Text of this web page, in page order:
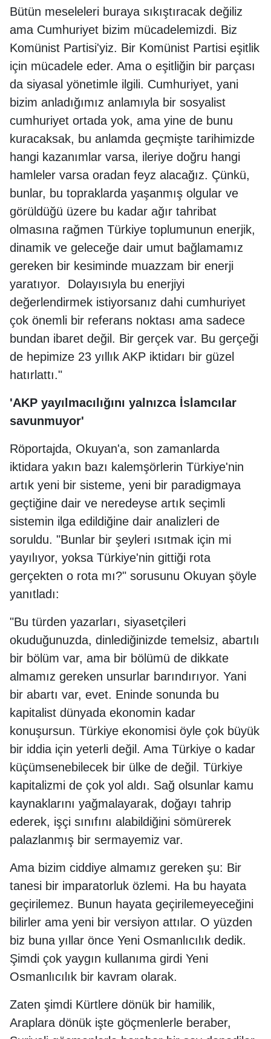
Bütün meseleleri buraya sıkıştıracak değiliz
ama Cumhuriyet bizim mücadelemizdi. Biz
Komünist Partisi'yiz. Bir Komünist Partisi eşitlik
için mücadele eder. Ama o eşitliğin bir parçası
da siyasal yönetimle ilgili. Cumhuriyet, yani
bizim anladığımız anlamıyla bir sosyalist
cumhuriyet ortada yok, ama yine de bunu
kuracaksak, bu anlamda geçmişte tarihimizde
hangi kazanımlar varsa, ileriye doğru hangi
hamleler varsa oradan feyz alacağız. Çünkü,
bunlar, bu topraklarda yaşanmış olgular ve
görüldüğü üzere bu kadar ağır tahribat
olmasına rağmen Türkiye toplumunun enerjik,
dinamik ve geleceğe dair umut bağlamamız
gereken bir kesiminde muazzam bir enerji
yaratıyor. Dolayısıyla bu enerjiyi
değerlendirmek istiyorsanız dahi cumhuriyet
çok önemli bir referans noktası ama sadece
bundan ibaret değil. Bir gerçek var. Bu gerçeği
de hepimize 23 yıllık AKP iktidarı bir güzel
hatırlattı."
'AKP yayılmacılığını yalnızca İslamcılar
savunmuyor'
Röportajda, Okuyan'a, son zamanlarda
iktidara yakın bazı kalemşörlerin Türkiye'nin
artık yeni bir sisteme, yeni bir paradigmaya
geçtiğine dair ve neredeyse artık seçimli
sistemin ilga edildiğine dair analizleri de
soruldu. "Bunlar bir şeyleri ısıtmak için mi
yayılıyor, yoksa Türkiye'nin gittiği rota
gerçekten o rota mı?" sorusunu Okuyan şöyle
yanıtladı:
"Bu türden yazarları, siyasetçileri
okuduğunuzda, dinlediğinizde temelsiz, abartılı
bir bölüm var, ama bir bölümü de dikkate
almamız gereken unsurlar barındırıyor. Yani
bir abartı var, evet. Eninde sonunda bu
kapitalist dünyada ekonomin kadar
konuşursun. Türkiye ekonomisi öyle çok büyük
bir iddia için yeterli değil. Ama Türkiye o kadar
küçümsenebilecek bir ülke de değil. Türkiye
kapitalizmi de çok yol aldı. Sağ olsunlar kamu
kaynaklarını yağmalayarak, doğayı tahrip
ederek, işçi sınıfını alabildiğini sömürerek
palazlanmış bir sermayemiz var.
Ama bizim ciddiye almamız gereken şu: Bir
tanesi bir imparatorluk özlemi. Ha bu hayata
geçirilemez. Bunun hayata geçirilemeyeceğini
bilirler ama yeni bir versiyon attılar. O yüzden
biz buna yıllar önce Yeni Osmanlıcılık dedik.
Şimdi çok yaygın kullanıma girdi Yeni
Osmanlıcılık bir kavram olarak.
Zaten şimdi Kürtlere dönük bir hamilik,
Araplara dönük işte göçmenlerle beraber,